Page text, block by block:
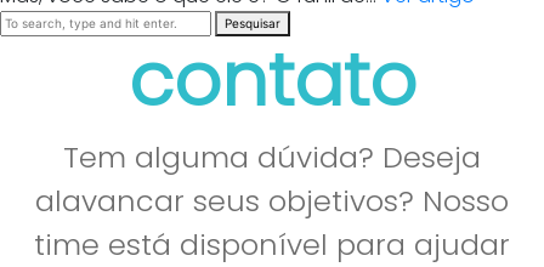
Pesquisar
contato
Tem alguma dúvida? Deseja
alavancar seus objetivos? Nosso
time está disponível para ajudar